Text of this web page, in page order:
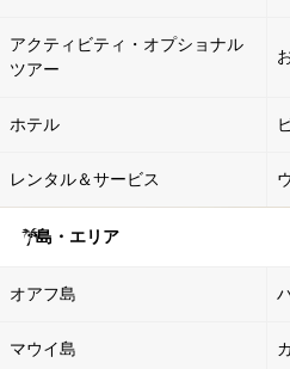
アクティビティ・オプショナル
ツアー
ホテル
レンタル＆サービス
島・エリア
オアフ島
マウイ島